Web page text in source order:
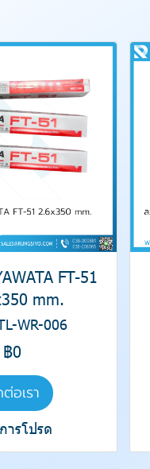
FT-51
mm.
WR-006
฿0
อเรา
ารโปรด